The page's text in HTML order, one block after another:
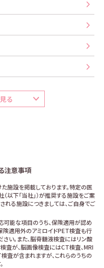
る
注意事項
施設を掲載しております。特定の医
以下「当社」）が推奨する施設をご案
れる施設につきましては、ご自身でご
能な項目のうち、保険適用が認め
険適用外のアミロイドPET検査も行
い。また、脳脊髄液検査にはリン酸
査が、脳画像検査にはCT検査、MRI
査が含まれますが、これらのうちの